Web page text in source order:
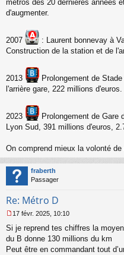
s
e
o
u
métros des 20 dernières années
d'augmenter.
2007
: Laurent bonnevay à
Construction de la station et de
2013
Prolongement de
l'arrière gare, 222 millions d'euros.
2023
Prolongement de Gare
Lyon Sud, 391 millions d'euros,
On comprend mieux la volonté
fraberth
Passager
Re: Métro D
e
s
s
17 févr. 2025, 10:10
Si je reprend tes chiffres la
du B donne 130 millions du km
Peut être en commandant tout